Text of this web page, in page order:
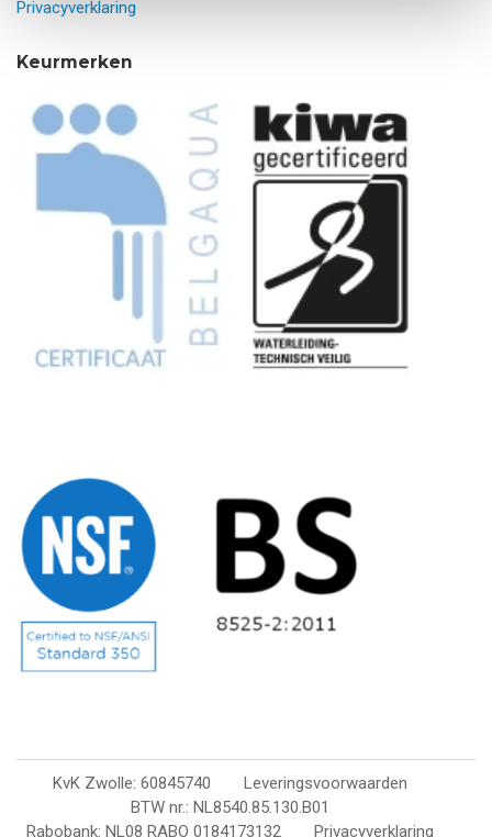
Privacyverklaring
Keurmerken
KvK Zwolle: 60845740
Leveringsvoorwaarden
BTW nr.: NL8540.85.130.B01
Rabobank: NL08 RABO 0184173132
Privacyverklaring